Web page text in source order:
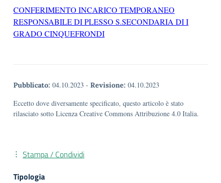
CONFERIMENTO INCARICO TEMPORANEO
RESPONSABILE DI PLESSO S.SECONDARIA DI I
GRADO CINQUEFRONDI
Pubblicato: 04.10.2023 - Revisione: 04.10.2023
Eccetto dove diversamente specificato, questo articolo è stato
rilasciato sotto Licenza Creative Commons Attribuzione 4.0 Italia.
Stampa / Condividi
Tipologia